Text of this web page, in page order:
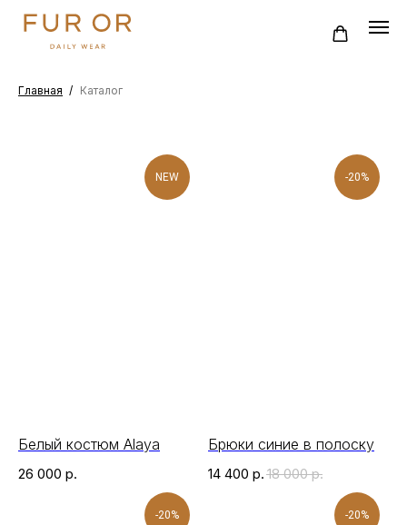
/
Главная Каталог
NEW
Белый костюм Alaya
26 000 р.
-20%
Брюки синие в полоску
14 400 р. 18 000 р.
-20% -20%